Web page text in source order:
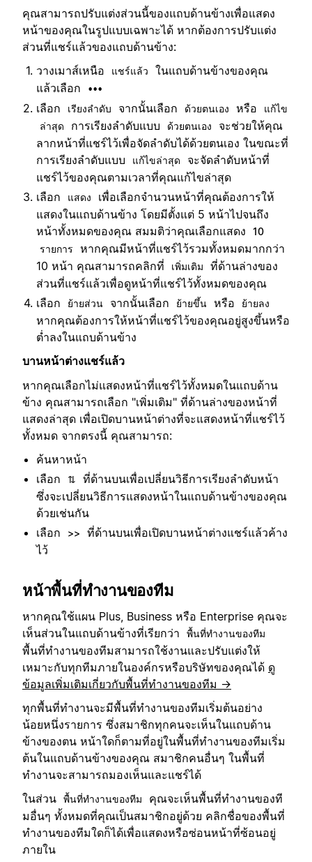
คุณสามารถปรับแต่งส่วนนี้ของแถบด้านข้างเพื่อแสดง
หน้าของคุณในรูปแบบเฉพาะได้ หากต้องการปรับแต่ง
ส่วนที่แชร์แล้วของแถบด้านข้าง:
วางเมาส์เหนือ
แชร์แล้ว
ในแถบด้านข้างของคุณ
แล้วเลือก
•••
เลือก เรียงลำดับ จากนั้นเลือก ด้วยตนเอง หรือ
แก้ไข
ล่าสุด
การเรียงลำดับแบบ ด้วยตนเอง
จะช่วยให้คุณ
ลากหน้าที่แชร์ไว้เพื่อจัดลำดับได้ด้วยตนเอง ในขณะที่
การเรียงลำดับแบบ
แก้ไขล่าสุด
จะจัดลำดับหน้าที่
แชร์ไว้ของคุณตามเวลาที่คุณแก้ไขล่าสุด
เลือก
แสดง
เพื่อเลือกจำนวนหน้าที่คุณต้องการให้
แสดงในแถบด้านข้าง โดยมีตั้งแต่ 5 หน้าไปจนถึง
หน้าทั้งหมดของคุณ สมมติว่าคุณเลือกแสดง
10
รายการ
หากคุณมีหน้าที่แชร์ไว้รวมทั้งหมดมากกว่า
10 หน้า คุณสามารถคลิกที่
เพิ่มเติม
ที่ด้านล่างของ
ส่วนที่แชร์แล้วเพื่อดูหน้าที่แชร์ไว้ทั้งหมดของคุณ
เลือก
ย้ายส่วน จากนั้นเลือก ย้ายขึ้น หรือ ย้ายลง
หากคุณต้องการให้หน้าที่แชร์ไว้ของคุณอยู่สูงขึ้นหรือ
ต่ำลงในแถบด้านข้าง
บานหน้าต่างแชร์แล้ว
หากคุณเลือกไม่แสดงหน้าที่แชร์ไว้ทั้งหมดในแถบด้าน
ข้าง คุณสามารถเลือก "เพิ่มเติม" ที่ด้านล่างของหน้าที่
แสดงล่าสุด เพื่อเปิดบานหน้าต่างที่จะแสดงหน้าที่แชร์ไว้
ทั้งหมด จากตรงนี้ คุณสามารถ:
ค้นหาหน้า
เลือก
⇅
ที่ด้านบนเพื่อเปลี่ยนวิธีการเรียงลำดับหน้า
ซึ่งจะเปลี่ยนวิธีการแสดงหน้าในแถบด้านข้างของคุณ
ด้วยเช่นกัน
เลือก
>>
ที่ด้านบนเพื่อเปิดบานหน้าต่างแชร์แล้วค้าง
ไว้
หน้าพื้นที่ทำงานของทีม
หากคุณใช้แผน Plus, Business หรือ Enterprise คุณจะ
เห็นส่วนในแถบด้านข้างที่เรียกว่า
พื้นที่ทำงานของทีม
พื้นที่ทำงานของทีมสามารถใช้งานและปรับแต่งให้
เหมาะกับทุกทีมภายในองค์กรหรือบริษัทของคุณได้ ดู
ข้อมูลเพิ่มเติมเกี่ยวกับพื้นที่ทำงานของทีม →
ทุกพื้นที่ทำงานจะมีพื้นที่ทำงานของทีมเริ่มต้นอย่าง
น้อยหนึ่งรายการ ซึ่งสมาชิกทุกคนจะเห็นในแถบด้าน
ข้างของตน หน้าใดก็ตามที่อยู่ในพื้นที่ทำงานของทีมเริ่ม
ต้นในแถบด้านข้างของคุณ สมาชิกคนอื่นๆ ในพื้นที่
ทำงานจะสามารถมองเห็นและแชร์ได้
ในส่วน พื้นที่ทำงานของทีม
คุณจะเห็นพื้นที่ทำงานของที
มอื่นๆ ทั้งหมดที่คุณเป็นสมาชิกอยู่ด้วย คลิกชื่อของพื้นที่
ทำงานของทีมใดก็ได้เพื่อแสดงหรือซ่อนหน้าที่ซ้อนอยู่
ภายใน